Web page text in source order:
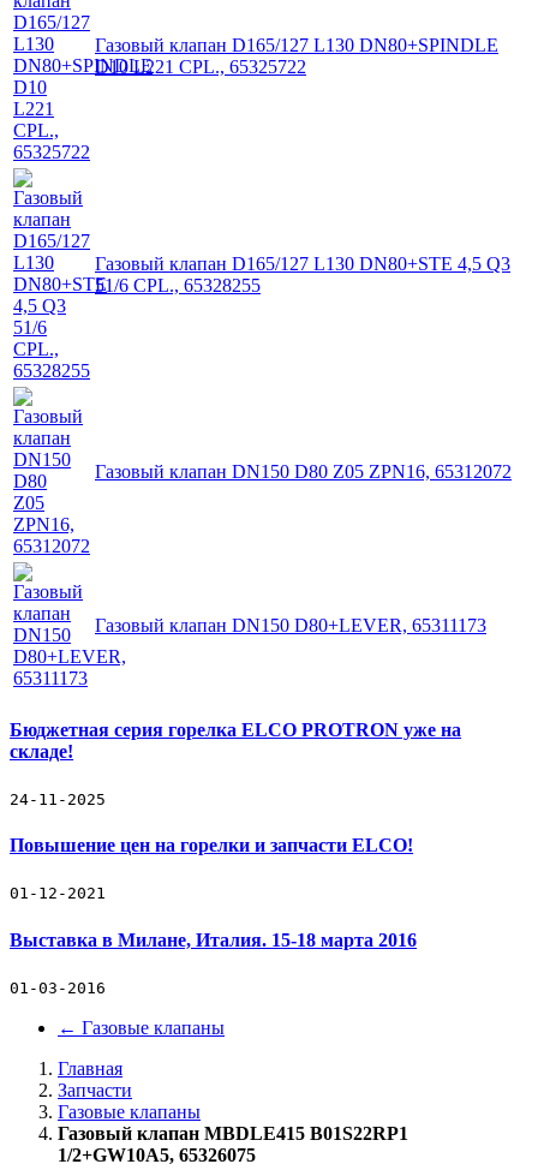
Газовый клапан D165/127 L130 DN80+SPINDLE
D10 L221 CPL., 65325722
Газовый клапан D165/127 L130 DN80+STE 4,5 Q3
51/6 CPL., 65328255
Газовый клапан DN150 D80 Z05 ZPN16, 65312072
Газовый клапан DN150 D80+LEVER, 65311173
Бюджетная серия горелка ELCO PROTRON уже на
складе!
24-11-2025
Повышение цен на горелки и запчасти ELCO!
01-12-2021
Выставка в Милане, Италия. 15-18 марта 2016
01-03-2016
← Газовые клапаны
Главная
Запчасти
Газовые клапаны
Газовый клапан MBDLE415 B01S22RP1
1/2+GW10A5, 65326075